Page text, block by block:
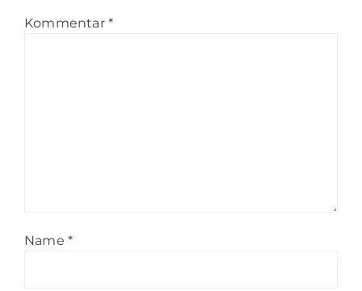
Kommentar *
Name *